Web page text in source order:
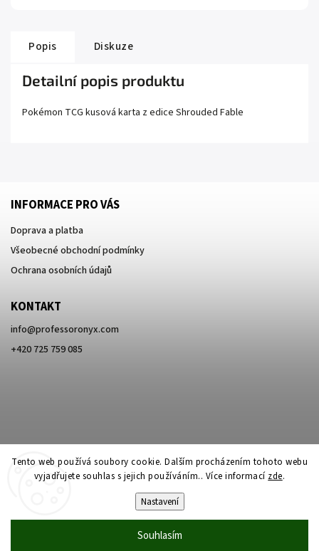
Tento web používá soubory cookie. Dalším procházením tohoto webu
vyjadřujete souhlas s jejich používáním.. Více informací zde.
Nastavení
Souhlasím
Popis Diskuze
Detailní popis produktu
Pokémon TCG kusová karta z edice Shrouded Fable
INFORMACE PRO VÁS
Doprava a platba
Všeobecné obchodní podmínky
Ochrana osobních údajů
KONTAKT
info@professoronyx.com
+420 725 759 085
Professor Onyx. Všechna práva vyhrazena.